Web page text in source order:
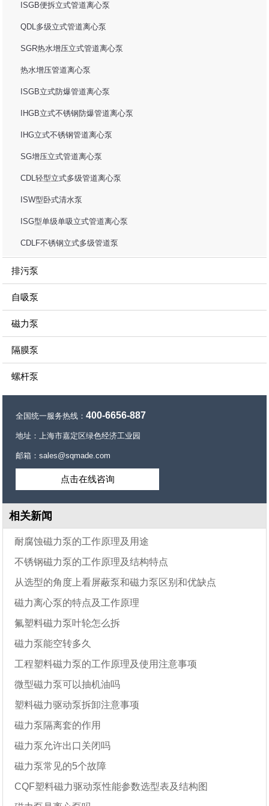
ISGB便拆立式管道离心泵
QDL多级立式管道离心泵
SGR热水增压立式管道离心泵
热水增压管道离心泵
ISGB立式防爆管道离心泵
IHGB立式不锈钢防爆管道离心泵
IHG立式不锈钢管道离心泵
SG增压立式管道离心泵
CDL轻型立式多级管道离心泵
ISW型卧式清水泵
ISG型单级单吸立式管道离心泵
CDLF不锈钢立式多级管道泵
排污泵
自吸泵
磁力泵
隔膜泵
螺杆泵
全国统一服务热线：400-6656-887
地址：上海市嘉定区绿色经济工业园
邮箱：sales@sqmade.com
点击在线咨询
相关新闻
耐腐蚀磁力泵的工作原理及用途
不锈钢磁力泵的工作原理及结构特点
从选型的角度上看屏蔽泵和磁力泵区别和优缺点
磁力离心泵的特点及工作原理
氟塑料磁力泵叶轮怎么拆
磁力泵能空转多久
工程塑料磁力泵的工作原理及使用注意事项
微型磁力泵可以抽机油吗
塑料磁力驱动泵拆卸注意事项
磁力泵隔离套的作用
磁力泵允许出口关闭吗
磁力泵常见的5个故障
CQF塑料磁力驱动泵性能参数选型表及结构图